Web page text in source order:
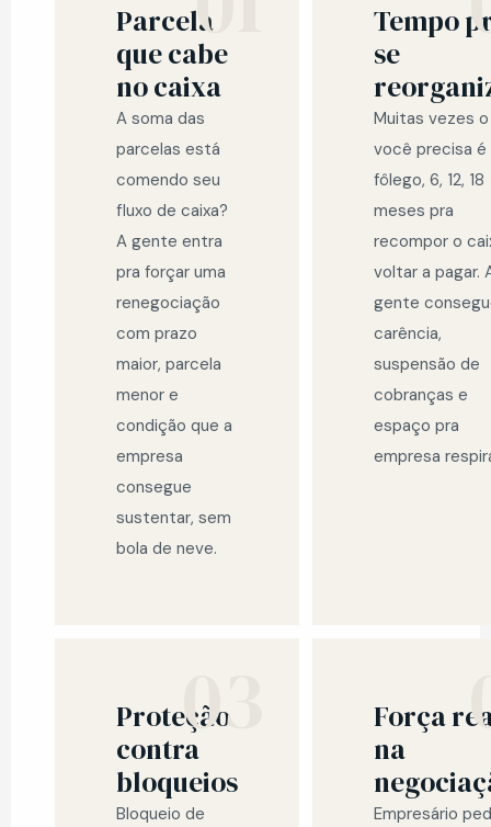
Parcela
que cabe
no caixa
A soma das
parcelas está
comendo seu
fluxo de caixa?
A gente entra
pra forçar uma
renegociação
com prazo
maior, parcela
menor e
condição que a
empresa
consegue
sustentar, sem
bola de neve.
Tempo
se
Muitas vezes
você precisa é
fôlego, 6, 12, 18
meses pra
recompor o
voltar a pagar.
gente
carência,
suspensão de
cobranças e
espaço pra
empresa
03
Proteção
contra
bloqueios
Bloqueio de
Força
na
Empresário